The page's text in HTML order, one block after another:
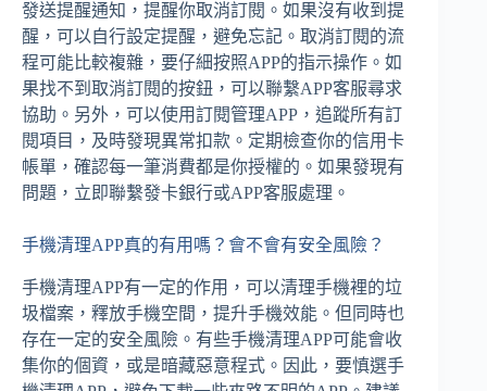
發送提醒通知，提醒你取消訂閱。如果沒有收到提
醒，可以自行設定提醒，避免忘記。取消訂閱的流
程可能比較複雜，要仔細按照APP的指示操作。如
果找不到取消訂閱的按鈕，可以聯繫APP客服尋求
協助。另外，可以使用訂閱管理APP，追蹤所有訂
閱項目，及時發現異常扣款。定期檢查你的信用卡
帳單，確認每一筆消費都是你授權的。如果發現有
問題，立即聯繫發卡銀行或APP客服處理。
手機清理APP真的有用嗎？會不會有安全風險？
手機清理APP有一定的作用，可以清理手機裡的垃
圾檔案，釋放手機空間，提升手機效能。但同時也
存在一定的安全風險。有些手機清理APP可能會收
集你的個資，或是暗藏惡意程式。因此，要慎選手